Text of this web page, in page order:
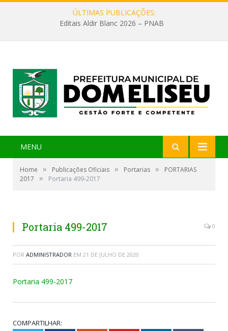
ÚLTIMAS PUBLICAÇÕES:
Editais Aldir Blanc 2026 – PNAB
MENU
Home » Publicações Oficiais » Portarias »
PORTARIAS
2017
» Portaria 499-2017
Portaria 499-2017 0
POR ADMINISTRADOR EM 21 DE JULHO DE 2020
Portaria 499-2017
COMPARTILHAR: